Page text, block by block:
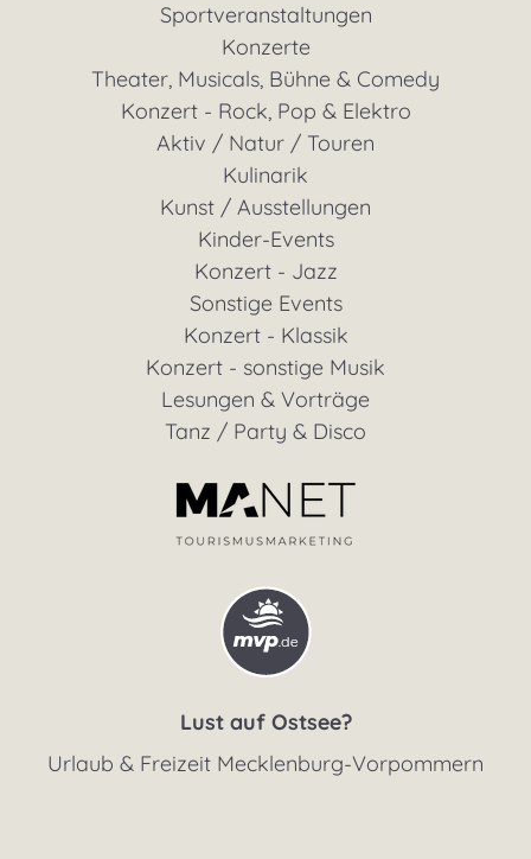
Sportveranstaltungen
Konzerte
Theater, Musicals, Bühne & Comedy
Konzert - Rock, Pop & Elektro
Aktiv / Natur / Touren
Kulinarik
Kunst / Ausstellungen
Kinder-Events
Konzert - Jazz
Sonstige Events
Konzert - Klassik
Konzert - sonstige Musik
Lesungen & Vorträge
Tanz / Party & Disco
Lust auf Ostsee?
Urlaub & Freizeit Mecklenburg-Vorpommern